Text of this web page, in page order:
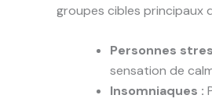
groupes cibles principaux
Personnes
sensation de
Insomniaques :